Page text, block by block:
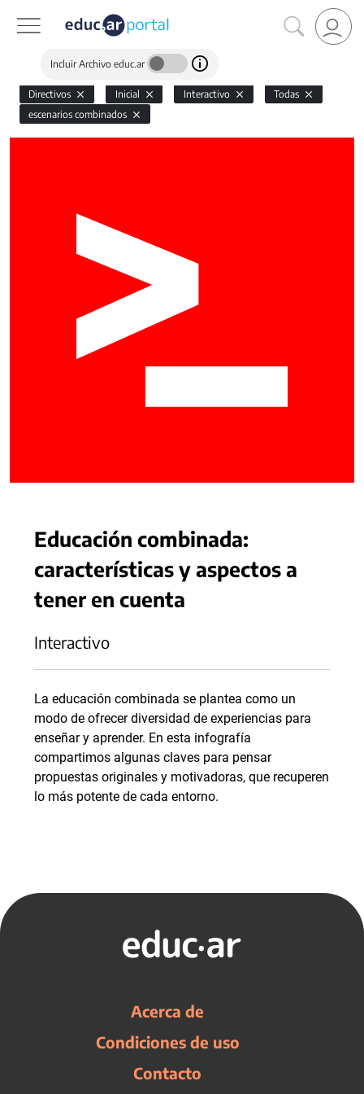
Incluir Archivo educ.ar
Directivos Inicial Interactivo
Todas
escenarios combinados
Educación combinada:
características y aspectos a
tener en cuenta
Interactivo
La educación combinada se plantea como un
modo de ofrecer diversidad de experiencias para
enseñar y aprender. En esta infografía
compartimos algunas claves para pensar
propuestas originales y motivadoras, que recuperen
lo más potente de cada entorno.
Acerca de
Condiciones de uso
Contacto